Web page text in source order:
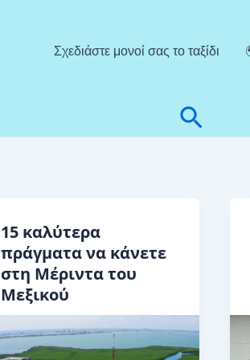
Σχεδιάστε μονοί σας το ταξίδι
15 καλύτερα
πράγματα να κάνετε
στη Μέριντα του
Μεξικού